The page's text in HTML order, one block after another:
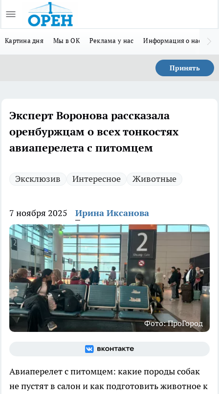
Картина дня Мы в ОК Реклама у нас Информация о нас
Принять
Эксперт Воронова рассказала
оренбуржцам о всех тонкостях
авиаперелета с питомцем
Эксклюзив Интересное Животные
7 ноября 2025 Ирина Иксанова
Фото: ПроГород
Авиаперелет с питомцем: какие породы собак
не пустят в салон и как подготовить животное к